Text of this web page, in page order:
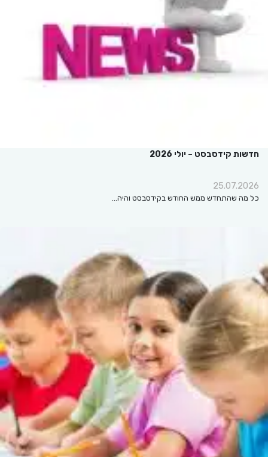
חדשות קידסבסט – יולי 2026
25.07.2026
כל מה שהתחדש ממש החודש בקידסבסט והיה…